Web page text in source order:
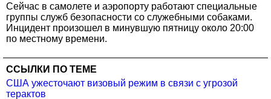
Сейчас в самолете и аэропорту работают специальные
группы служб безопасности со служебными собаками.
Инцидент произошел в минувшую пятницу около 20:00
по местному времени.
ССЫЛКИ ПО ТЕМЕ
США ужесточают визовый режим в связи с угрозой
терактов